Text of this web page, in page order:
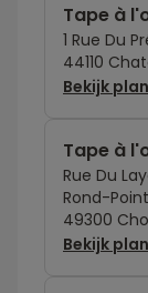
Tape à
1 Rue Du
44110
Bekijk
Tape à
Rue Du
Rond-
49300
Bekijk